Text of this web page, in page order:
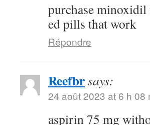
purchase
ed pills that work
Répondre
Reefbrsays:
24 août 2023 at 6 h 08
aspirin 75 mg